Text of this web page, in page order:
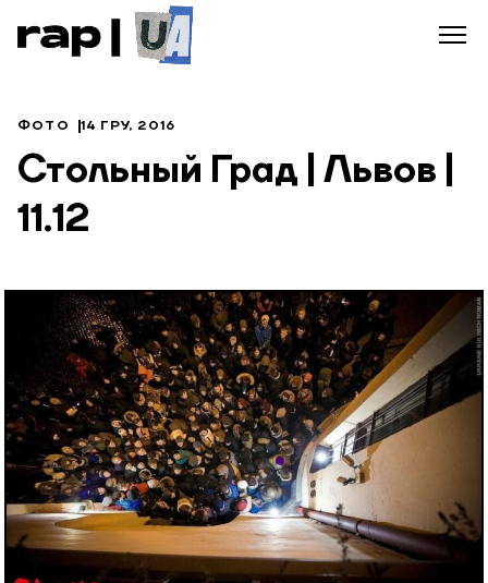
ФОТО 14 ГРУ, 2016
Стольный Град | Львов |
11.12